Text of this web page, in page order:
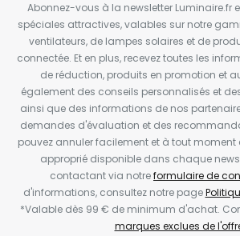
Abonnez-vous à la newsletter Luminaire.fr
spéciales attractives, valables sur notre
ventilateurs, de lampes solaires et de
connectée. Et en plus, recevez toutes les
de réduction, produits en promotion et
également des conseils personnalisés et
ainsi que des informations de nos
demandes d'évaluation et des
pouvez annuler facilement et à tout moment
approprié disponible dans chaque
contactant via notreformulaire de
d'informations, consultez notre page
*Valable dès 99 € de minimum d'achat.
marques exclues de